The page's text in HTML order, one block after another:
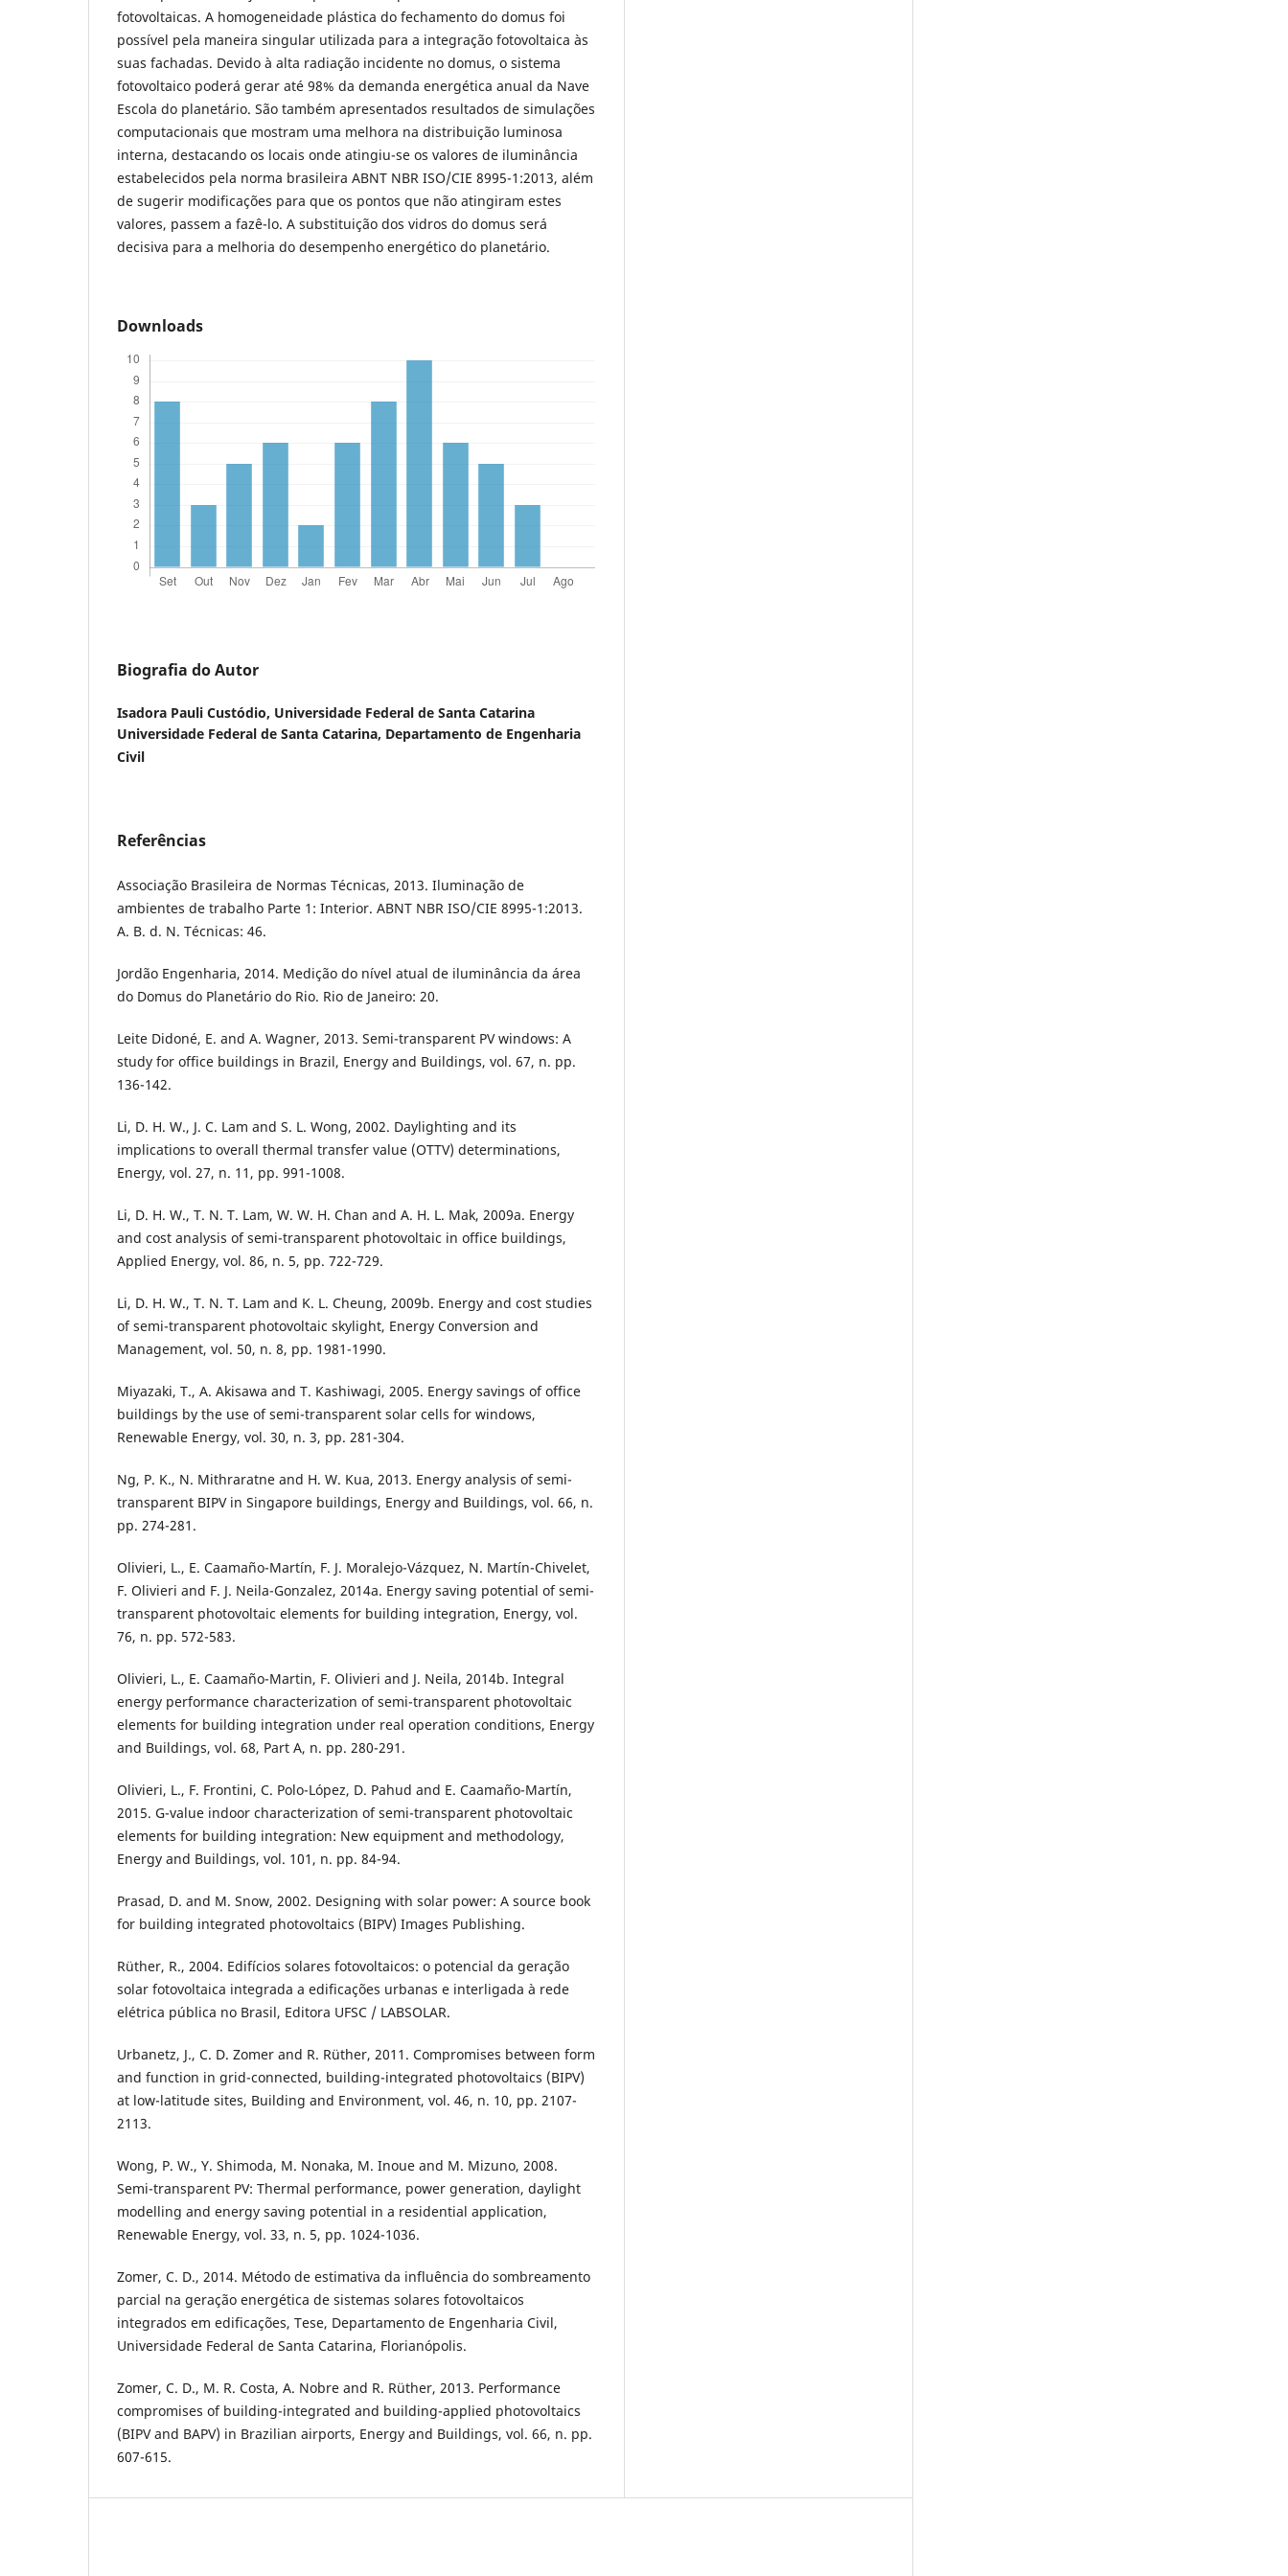
fotovoltaicas. A homogeneidade plástica do fechamento do domus foi
possível pela maneira singular utilizada para a integração fotovoltaica às
suas fachadas. Devido à alta radiação incidente no domus, o sistema
fotovoltaico poderá gerar até 98% da demanda energética anual da Nave
Escola do planetário. São também apresentados resultados de simulações
computacionais que mostram uma melhora na distribuição luminosa
interna, destacando os locais onde atingiu-se os valores de iluminância
estabelecidos pela norma brasileira ABNT NBR ISO/CIE 8995-1:2013, além
de sugerir modificações para que os pontos que não atingiram estes
valores, passem a fazê-lo. A substituição dos vidros do domus será
decisiva para a melhoria do desempenho energético do planetário.
Downloads
Biografia do Autor
Isadora Pauli Custódio, Universidade Federal de Santa Catarina
Universidade Federal de Santa Catarina, Departamento de Engenharia
Civil
Referências
Associação Brasileira de Normas Técnicas, 2013. Iluminação de
ambientes de trabalho Parte 1: Interior. ABNT NBR ISO/CIE 8995-1:2013.
A. B. d. N. Técnicas: 46.
Jordão Engenharia, 2014. Medição do nível atual de iluminância da área
do Domus do Planetário do Rio. Rio de Janeiro: 20.
Leite Didoné, E. and A. Wagner, 2013. Semi-transparent PV windows: A
study for office buildings in Brazil, Energy and Buildings, vol. 67, n. pp.
136-142.
Li, D. H. W., J. C. Lam and S. L. Wong, 2002. Daylighting and its
implications to overall thermal transfer value (OTTV) determinations,
Energy, vol. 27, n. 11, pp. 991-1008.
Li, D. H. W., T. N. T. Lam, W. W. H. Chan and A. H. L. Mak, 2009a. Energy
and cost analysis of semi-transparent photovoltaic in office buildings,
Applied Energy, vol. 86, n. 5, pp. 722-729.
Li, D. H. W., T. N. T. Lam and K. L. Cheung, 2009b. Energy and cost studies
of semi-transparent photovoltaic skylight, Energy Conversion and
Management, vol. 50, n. 8, pp. 1981-1990.
Miyazaki, T., A. Akisawa and T. Kashiwagi, 2005. Energy savings of office
buildings by the use of semi-transparent solar cells for windows,
Renewable Energy, vol. 30, n. 3, pp. 281-304.
Ng, P. K., N. Mithraratne and H. W. Kua, 2013. Energy analysis of semi-
transparent BIPV in Singapore buildings, Energy and Buildings, vol. 66, n.
pp. 274-281.
Olivieri, L., E. Caamaño-Martín, F. J. Moralejo-Vázquez, N. Martín-Chivelet,
F. Olivieri and F. J. Neila-Gonzalez, 2014a. Energy saving potential of semi-
transparent photovoltaic elements for building integration, Energy, vol.
76, n. pp. 572-583.
Olivieri, L., E. Caamaño-Martin, F. Olivieri and J. Neila, 2014b. Integral
energy performance characterization of semi-transparent photovoltaic
elements for building integration under real operation conditions, Energy
and Buildings, vol. 68, Part A, n. pp. 280-291.
Olivieri, L., F. Frontini, C. Polo-López, D. Pahud and E. Caamaño-Martín,
2015. G-value indoor characterization of semi-transparent photovoltaic
elements for building integration: New equipment and methodology,
Energy and Buildings, vol. 101, n. pp. 84-94.
Prasad, D. and M. Snow, 2002. Designing with solar power: A source book
for building integrated photovoltaics (BIPV) Images Publishing.
Rüther, R., 2004. Edifícios solares fotovoltaicos: o potencial da geração
solar fotovoltaica integrada a edificações urbanas e interligada à rede
elétrica pública no Brasil, Editora UFSC / LABSOLAR.
Urbanetz, J., C. D. Zomer and R. Rüther, 2011. Compromises between form
and function in grid-connected, building-integrated photovoltaics (BIPV)
at low-latitude sites, Building and Environment, vol. 46, n. 10, pp. 2107-
2113.
Wong, P. W., Y. Shimoda, M. Nonaka, M. Inoue and M. Mizuno, 2008.
Semi-transparent PV: Thermal performance, power generation, daylight
modelling and energy saving potential in a residential application,
Renewable Energy, vol. 33, n. 5, pp. 1024-1036.
Zomer, C. D., 2014. Método de estimativa da influência do sombreamento
parcial na geração energética de sistemas solares fotovoltaicos
integrados em edificações, Tese, Departamento de Engenharia Civil,
Universidade Federal de Santa Catarina, Florianópolis.
Zomer, C. D., M. R. Costa, A. Nobre and R. Rüther, 2013. Performance
compromises of building-integrated and building-applied photovoltaics
(BIPV and BAPV) in Brazilian airports, Energy and Buildings, vol. 66, n. pp.
607-615.